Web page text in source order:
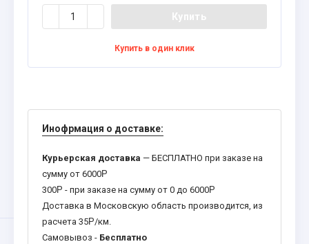
Купить
Купить в один клик
Инофрмация о доставке:
Курьерская доставка — БЕСПЛАТНО при заказе на
сумму от 6000Р
300Р - при заказе на сумму от 0 до 6000Р
Доставка в Московскую область производится, из
расчета 35Р/км.
Самовывоз - Бесплатно